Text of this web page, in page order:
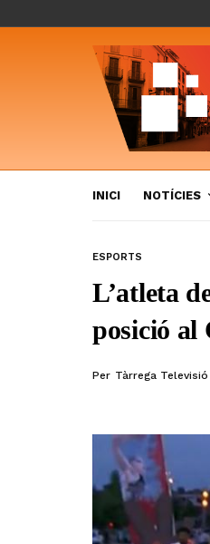
INICI NOTÍCIES
ESPORTS
L’atleta
posició al
Per Tàrrega Televisió